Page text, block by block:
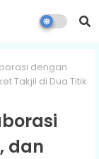
dengan
Takjil di Dua Titik
dan